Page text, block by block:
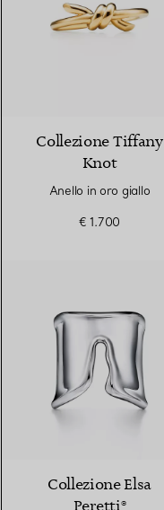
Collezione Tiffany
Knot
Anello in oro giallo
€ 1.700
Collezione Elsa